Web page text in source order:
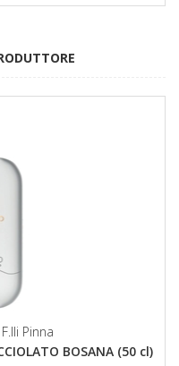
Pinna
BOSANA (50 cl)